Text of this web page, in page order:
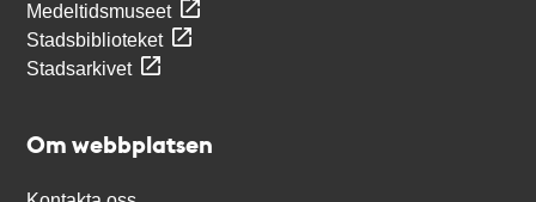
Medeltidsmuseet
Stadsbiblioteket
Stadsarkivet
Om webbplatsen